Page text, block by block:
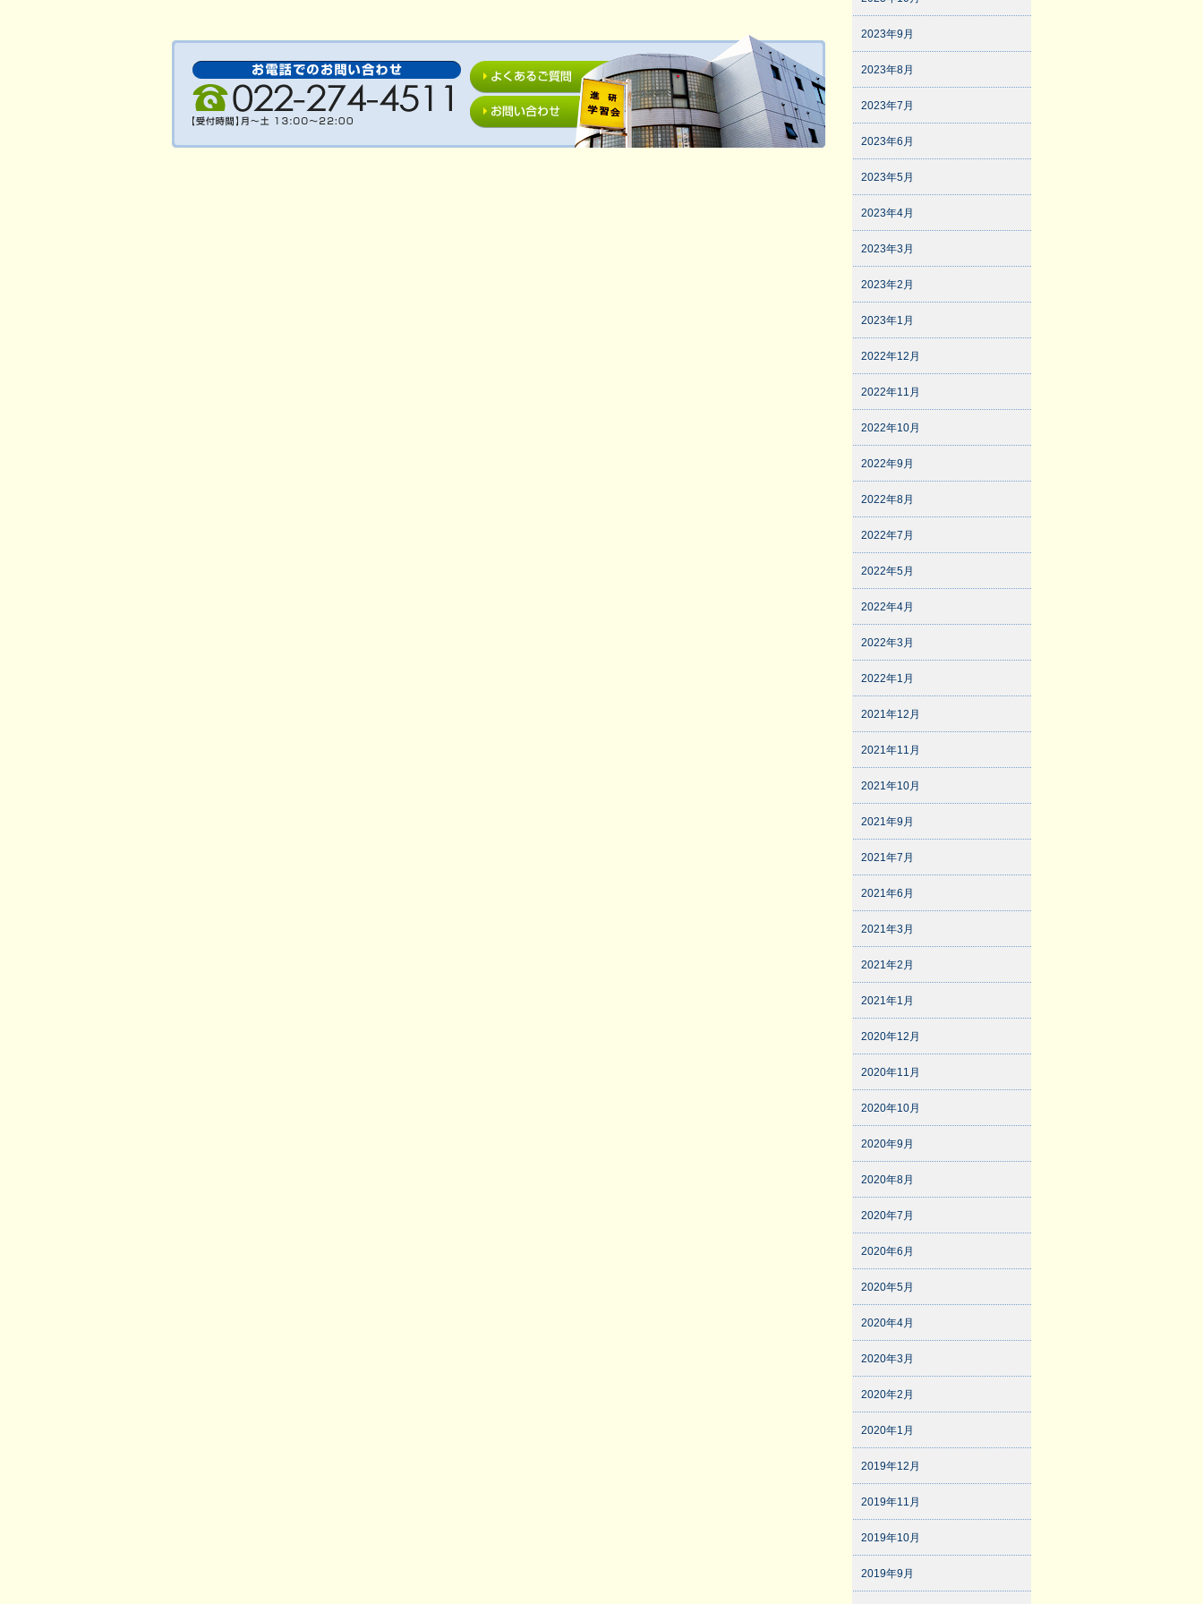
2023年9月
2023年8月
2023年7月
2023年6月
2023年5月
2023年4月
2023年3月
2023年2月
2023年1月
2022年12月
2022年11月
2022年10月
2022年9月
2022年8月
2022年7月
2022年5月
2022年4月
2022年3月
2022年1月
2021年12月
2021年11月
2021年10月
2021年9月
2021年7月
2021年6月
2021年3月
2021年2月
2021年1月
2020年12月
2020年11月
2020年10月
2020年9月
2020年8月
2020年7月
2020年6月
2020年5月
2020年4月
2020年3月
2020年2月
2020年1月
2019年12月
2019年11月
2019年10月
2019年9月